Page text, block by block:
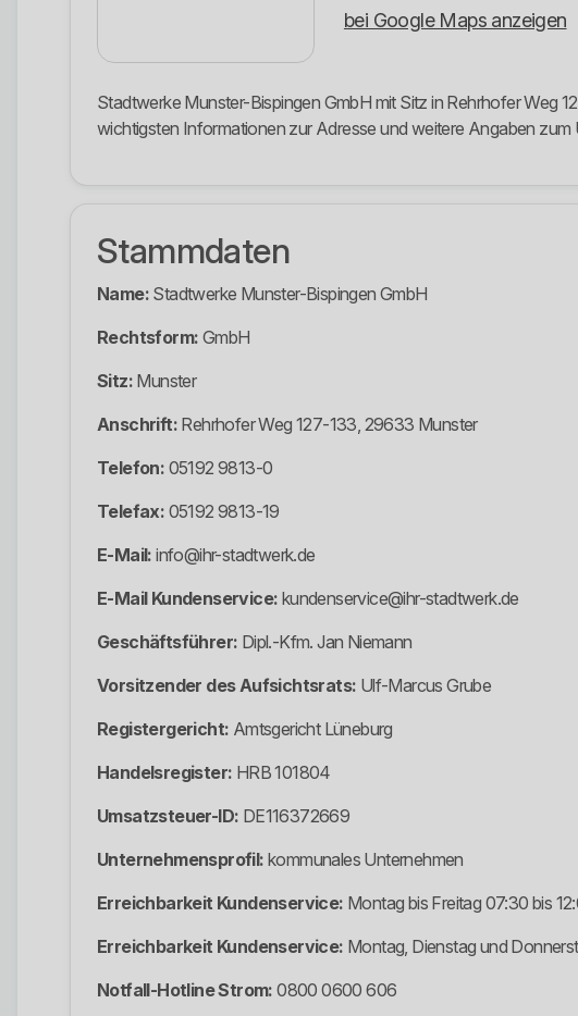
bei Google Maps anzeigen
Stadtwerke Munster-Bispingen GmbH mit Sitz in Rehrhofer Weg
wichtigsten Informationen zur Adresse und weitere Angaben zum
Stammdaten
Name: Stadtwerke Munster-Bispingen GmbH
Rechtsform: GmbH
Sitz: Munster
Anschrift: Rehrhofer Weg 127-133, 29633 Munster
Telefon: 05192 9813-0
Telefax: 05192 9813-19
E-Mail: info@ihr-stadtwerk.de
E-Mail Kundenservice: kundenservice@ihr-stadtwerk.de
Geschäftsführer: Dipl.-Kfm. Jan Niemann
Vorsitzender des Aufsichtsrats: Ulf-Marcus Grube
Registergericht: Amtsgericht Lüneburg
Handelsregister: HRB 101804
Umsatzsteuer-ID: DE116372669
Unternehmensprofil: kommunales Unternehmen
Erreichbarkeit Kundenservice: Montag bis Freitag 07:30 bis
Erreichbarkeit Kundenservice: Montag, Dienstag und
Notfall-Hotline Strom: 0800 0600 606